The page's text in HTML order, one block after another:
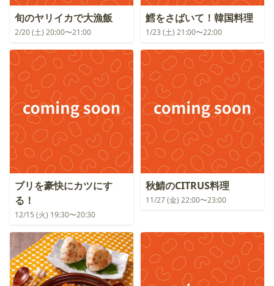
旬のヤリイカで大漁飯
2/20 (土) 20:00〜21:00
鱈をさばいて！韓国料理
1/23 (土) 21:00〜22:00
ブリを豪快にカツにす
る！
12/15 (火) 19:30〜20:30
秋鯖のCITRUS料理
11/27 (金) 22:00〜23:00